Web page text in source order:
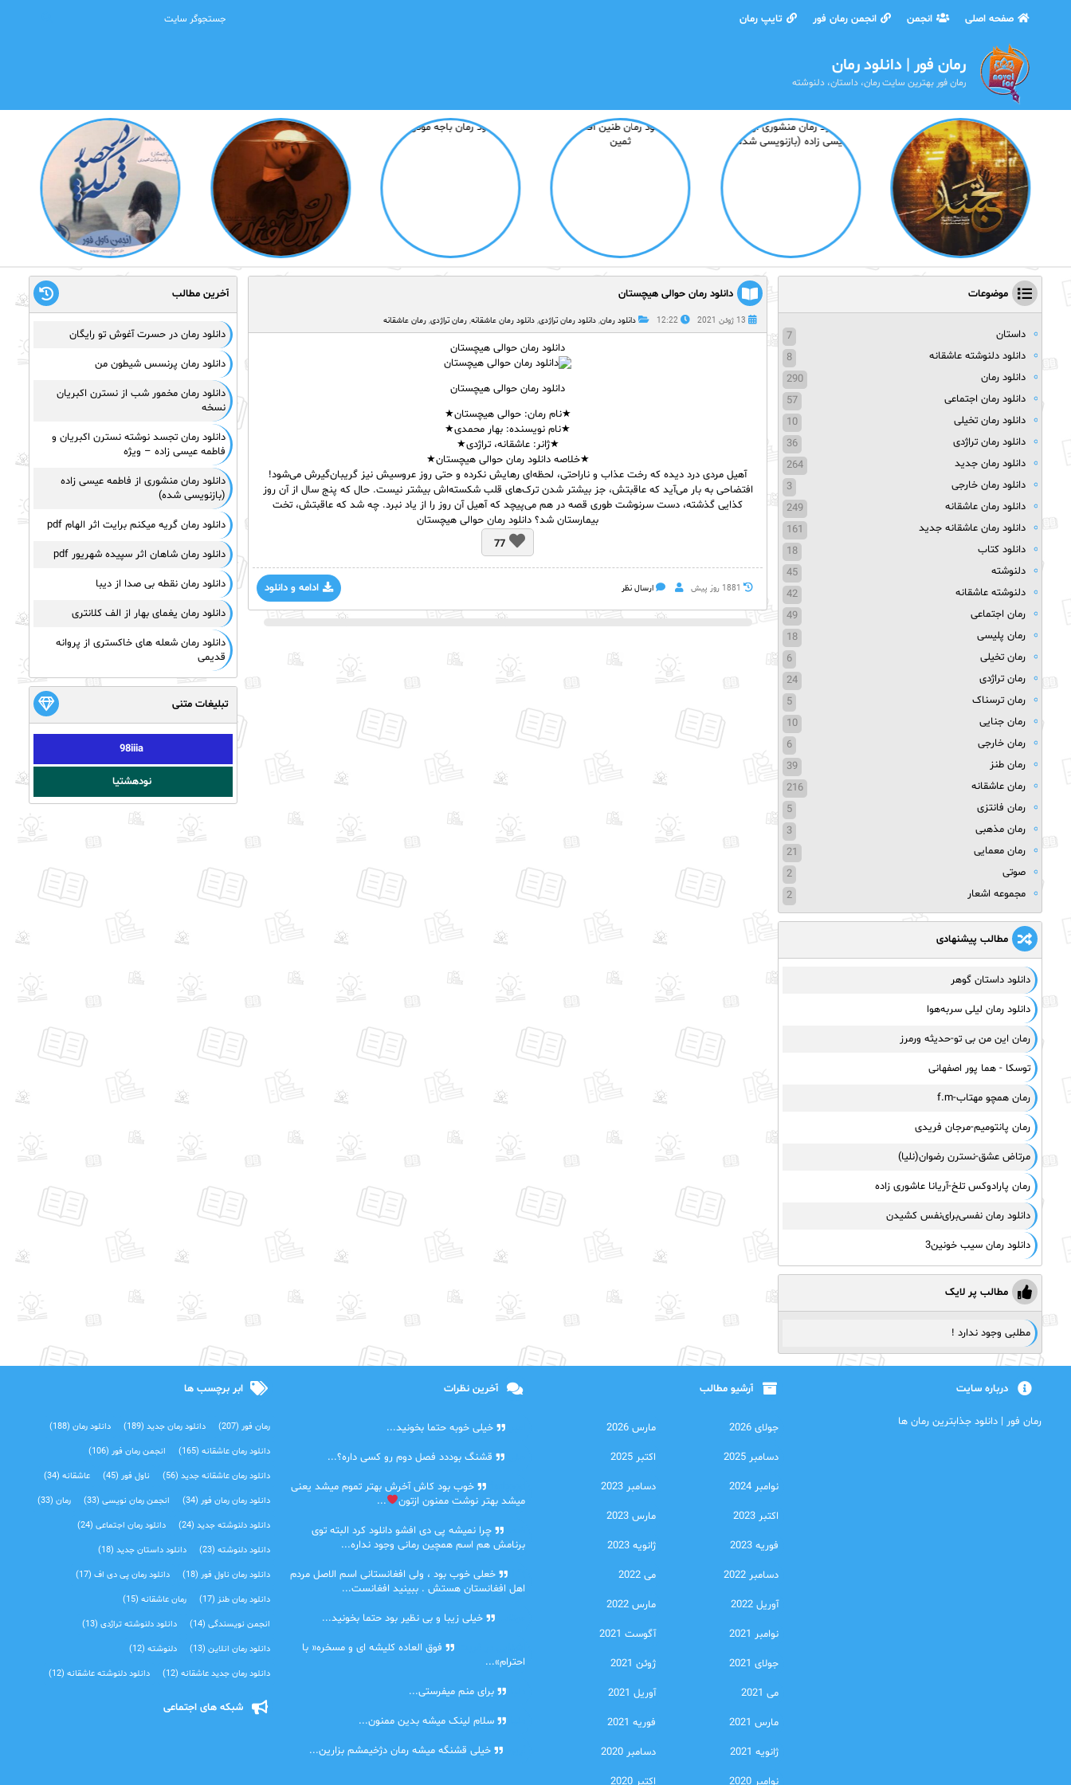
صفحه اصلی انجمن انجمن رمان فور تایپ رمان
رمان فور | دانلود رمان
رمان فور بهترین سایت رمان، داستان، دلنوشته
دانلود رمان حوالی هیچستان
13 ژوئن 2021 12:22 دانلود رمان, دانلود رمان تراژدی, دانلود رمان عاشقانه, رمان تراژدی, رمان عاشقانه
دانلود رمان حوالی هیچستان
دانلود رمان حوالی هیچستان
★نام رمان: حوالی هیچستان★
★نام نویسنده: بهار محمدی★
★ژانر: عاشقانه، تراژدی★
★خلاصه دانلود رمان حوالی هیچستان★
آهیل مردی درد دیده که رخت عذاب و ناراحتی، لحظه‌ای رهایش نکرده و حتی روز عروسیش نیز گریبان‌گیرش می‌شود!
افتضاحی به بار می‌آید که عاقبتش، جز بیشتر شدن ترک‌های قلب شکسته‌اش بیشتر نیست. حال که پنج سال از آن روز
کذایی گذشته، دست سرنوشت طوری قصه در هم می‌پیچد که آهیل آن روز را از یاد نبرد. چه شد که عاقبتش، تخت
بیمارستان شد؟ دانلود رمان حوالی هیچستان
77
ادامه و دانلود 1881 روز پيش ارسال نظر
موضوعات
داستان
7
دانلود دلنوشته عاشقانه
8
دانلود رمان
290
دانلود رمان اجتماعی
57
دانلود رمان تخیلی
10
دانلود رمان تراژدی
36
دانلود رمان جدید
264
دانلود رمان خارجی
3
دانلود رمان عاشقانه
249
دانلود رمان عاشقانه جدید
161
دانلود کتاب
18
دلنوشته
45
دلنوشته عاشقانه
42
رمان اجتماعی
49
رمان پلیسی
18
رمان تخیلی
6
رمان تراژدی
24
رمان ترسناک
5
رمان جنایی
10
رمان خارجی
6
رمان طنز
39
رمان عاشقانه
216
رمان فانتزی
5
رمان مذهبی
3
رمان معمایی
21
صوتی
2
مجموعه اشعار
2
مطالب پیشنهادی
دانلود داستان گوهر
دانلود رمان لیلی سربه‌هوا
رمان این من بی تو-حدیثه ورمرز
توسکا - هما پور اصفهانی
رمان همچو مهتاب-f.m
رمان پانتومیم-مرجان فریدی
مرتاض عشق-نسترن رضوان(نلیا)
رمان پارادوکس تلخ-آریانا عاشوری زاده
دانلود رمان نفسی‌برای‌نفس کشیدن
دانلود رمان سیب خونین3
مطالب پر لایک
مطلبی وجود ندارد !
آخرین مطالب
دانلود رمان در حسرت آغوش تو رایگان
دانلود رمان پرنسس شیطون من
دانلود رمان مخمور شب از نسترن اکبریان
نسخه
دانلود رمان تجسد نوشته نسترن اکبریان و
فاطمه عیسی زاده – ویژه
دانلود رمان منشوری از فاطمه عیسی زاده
(بازنویسی شده)
دانلود رمان گریه میکنم برایت اثر الهام pdf
دانلود رمان شاهان اثر سپیده شهریور pdf
دانلود رمان نقطه بی صدا از دیبا
دانلود رمان یغمای بهار از الف کلانتری
دانلود رمان شعله های خاکستری از پروانه
قدیمی
تبلیغات متنی
98iiia
نودهشتیا
درباره سایت
رمان فور | دانلود جذابترین رمان ها
آرشیو مطالب
جولای 2026 مارس 2026
دسامبر 2025 اکتبر 2025
نوامبر 2024 دسامبر 2023
اکتبر 2023 مارس 2023
فوریه 2023 ژانویه 2023
دسامبر 2022 می 2022
آوریل 2022 مارس 2022
نوامبر 2021 آگوست 2021
جولای 2021 ژوئن 2021
می 2021 آوریل 2021
مارس 2021 فوریه 2021
ژانویه 2021 دسامبر 2020
نوامبر 2020 اکتبر 2020
آخرین نظرات
خیلی خوبه حتما بخونید...
قشنگ بوددد فصل دوم رو کسی داره؟...
خوب بود کاش آخرش بهتر تموم میشد یعنی
میشد بهتر نوشت ممنون ازتون
...
چرا نمیشه پی دی افشو دانلود کرد البته توی
برنامش هم اسم همچین رمانی وجود نداره...
خعلی خوب بود ، ولی افغانستانی اسم الاصل مردم
اهل افغانستان هستش . ببینید افغانست...
خیلی زیبا و بی نظیر بود حتما بخونید...
فوق العاده کلیشه ای و مسخره« با
احترام»...
برای منم میفرستی...
سلام لینک میشه بدین ممنون...
خیلی قشنگه میشه رمان دژخیمشم بزارین...
ابر برچسب ها
رمان فور (207) دانلود رمان جدید (189) دانلود رمان (188)
دانلود رمان عاشقانه (165) انجمن رمان فور (106)
دانلود رمان عاشقانه جدید (56) ناول فور (45) عاشقانه (34)
دانلود رمان رمان فور (34) انجمن رمان نویسی (33) رمان (33)
دانلود دلنوشته جدید (24) دانلود رمان اجتماعی‌ (24)
دانلود دلنوشته (23) دانلود داستان جدید (18)
دانلود رمان ناول فور (18) دانلود رمان پی دی اف (17)
دانلود رمان طنز (17) رمان عاشقانه (15)
انجمن نویسندگی (14) دانلود دلنوشته تراژدی‌ (13)
دانلود رمان انلاین (13) دلنوشته (12)
دانلود رمان جدید عاشقانه (12) دانلود دلنوشته عاشقانه (12)
شبکه های اجتماعی